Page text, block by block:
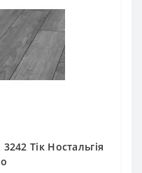
Тік Ностальгія